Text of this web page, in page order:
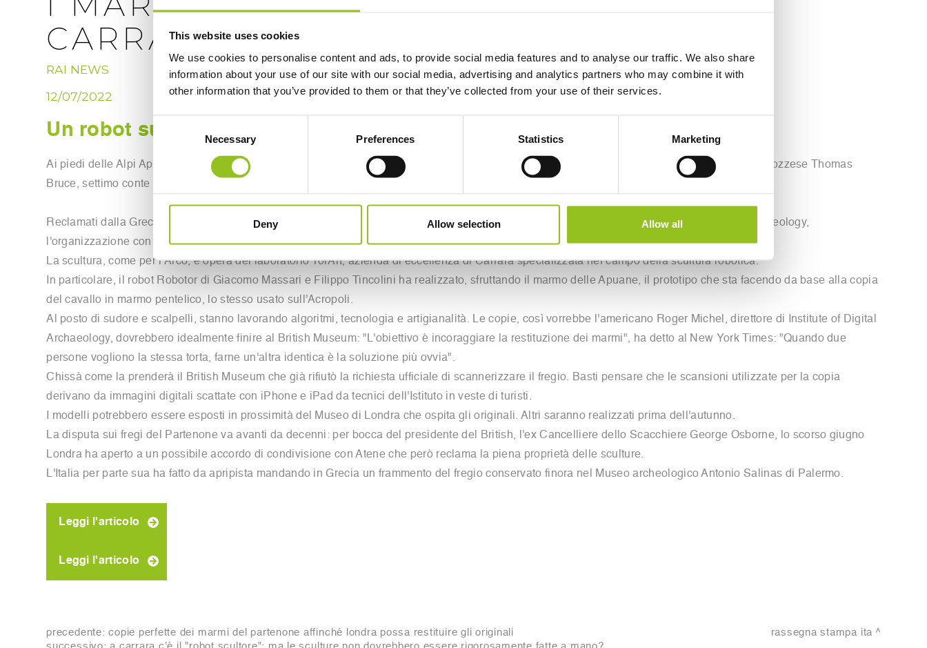
This website uses cookies
We use cookies to personalise content and ads, to provide social media features and to analyse our traffic. We also share
information about your use of our site with our social media, advertising and analytics partners who may combine it with
other information that you’ve provided to them or that they’ve collected from your use of their services.
Consent
Selection
Necessary Preferences Statistics Marketing
Deny Allow selection Allow all
CARRARA: SFIDA AL BRITISH MUSEUM
RAI NEWS
12/07/2022
Un robot super tecnologico al lavoro sui fregi contesi
Ai piedi delle Alpi Apuane il braccio di un robot super tecnologico sta modellando un cavallo del fregio che all'inizio dell'Ottocento lo statista scozzese Thomas
Bruce, settimo conte di Elgin, strappò dal tempio di Atena sull'Acropoli.
Reclamati dalla Grecia, i fregi del Partenone sono a Londra dal 1817. L'iniziativa di 'clonarli' a grandezza naturale è dell'Institute of Digital Archeology,
l'organizzazione con base a Oxford che, nel 2016 ricostruì l'Arco di Palmira, distrutto l'anno prima dall'Isis.
La scultura, come per l'Arco, è opera del laboratorio TorArt, azienda di eccellenza di Carrara specializzata nel campo della scultura robotica.
In particolare, il robot Robotor di Giacomo Massari e Filippo Tincolini ha realizzato, sfruttando il marmo delle Apuane, il prototipo che sta facendo da base alla copia
del cavallo in marmo pentelico, lo stesso usato sull'Acropoli.
Al posto di sudore e scalpelli, stanno lavorando algoritmi, tecnologia e artigianalità. Le copie, così vorrebbe l'americano Roger Michel, direttore di Institute of Digital
Archaeology, dovrebbero idealmente finire al British Museum: "L'obiettivo è incoraggiare la restituzione dei marmi", ha detto al New York Times: "Quando due
persone vogliono la stessa torta, farne un'altra identica è la soluzione più ovvia".
Chissà come la prenderà il British Museum che già rifiutò la richiesta ufficiale di scannerizzare il fregio. Basti pensare che le scansioni utilizzate per la copia
derivano da immagini digitali scattate con iPhone e iPad da tecnici dell'Istituto in veste di turisti.
I modelli potrebbero essere esposti in prossimità del Museo di Londra che ospita gli originali. Altri saranno realizzati prima dell'autunno.
La disputa sui fregi del Partenone va avanti da decenni: per bocca del presidente del British, l'ex Cancelliere dello Scacchiere George Osborne, lo scorso giugno
Londra ha aperto a un possibile accordo di condivisione con Atene che però reclama la piena proprietà delle sculture.
L'Italia per parte sua ha fatto da apripista mandando in Grecia un frammento del fregio conservato finora nel Museo archeologico Antonio Salinas di Palermo.
Leggi l'articolo
Leggi l'articolo
precedente:copie perfette dei marmi del partenone affinché londra possa restituire gli originali
rassegna stampa ita